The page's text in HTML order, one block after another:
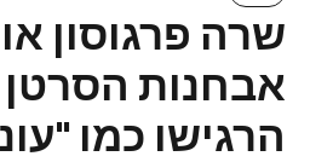
שרה פרגוסון
אבחנות
הרגישו כמו